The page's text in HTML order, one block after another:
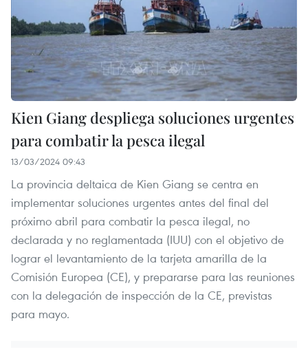
Kien Giang despliega soluciones urgentes
para combatir la pesca ilegal
13/03/2024 09:43
La provincia deltaica de Kien Giang se centra en
implementar soluciones urgentes antes del final del
próximo abril para combatir la pesca ilegal, no
declarada y no reglamentada (IUU) con el objetivo de
lograr el levantamiento de la tarjeta amarilla de la
Comisión Europea (CE), y prepararse para las reuniones
con la delegación de inspección de la CE, previstas
para mayo.